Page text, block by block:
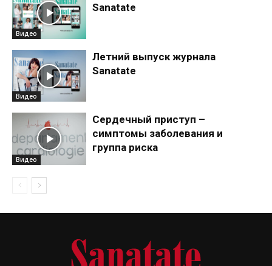
Видео
Sanatate
Видео
Летний выпуск журнала
Sanatate
Видео
Сердечный приступ –
симптомы заболевания и
группа риска